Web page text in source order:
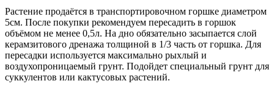
Растение продаётся в транспортировочном горшке диаметром
5см. После покупки рекомендуем пересадить в горшок
объёмом не менее 0,5л. На дно обязательно засыпается слой
керамзитового дренажа толщиной в 1/3 часть от горшка. Для
пересадки используется максимально рыхлый и
воздухопроницаемый грунт. Подойдет специальный грунт для
суккулентов или кактусовых растений.